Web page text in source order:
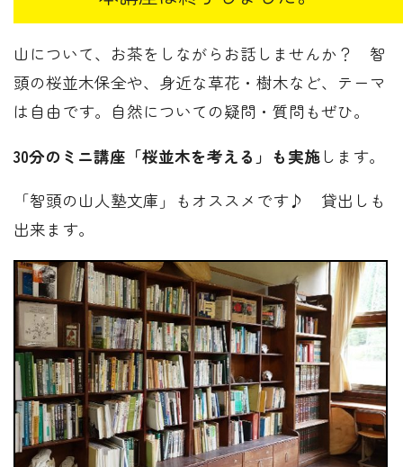
山について、お茶をしながらお話しませんか？ 智
頭の桜並木保全や、身近な草花・樹木など、テーマ
は自由です。自然についての疑問・質問もぜひ。
30分のミニ講座「桜並木を考える」も実施 します。
「智頭の山人塾文庫」もオススメです♪ 貸出しも
出来ます。